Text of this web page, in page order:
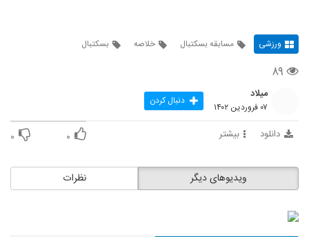
ورزشی مسابقه بسکتبال خلاصه بسکتبال
۸۹
میلاد
۰۷ فروردین ۱۴۰۲ دنبال کردن
دانلود بیشتر ۰ ۰
نظرات ویدیوهای دیگر